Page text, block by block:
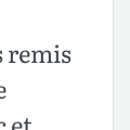
remis